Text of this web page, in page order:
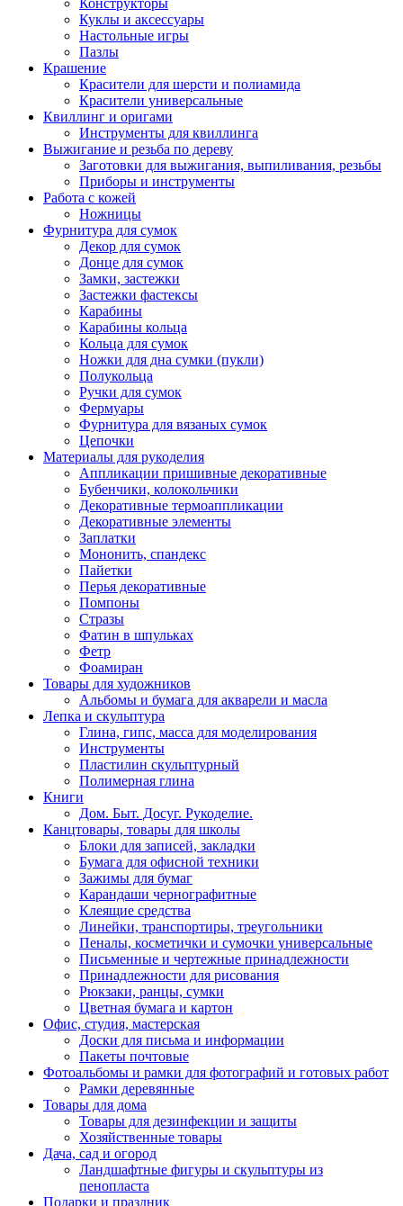
Конструкторы
Куклы и аксессуары
Настольные игры
Пазлы
Крашение
Красители для шерсти и полиамида
Красители универсальные
Квиллинг и оригами
Инструменты для квиллинга
Выжигание и резьба по дереву
Заготовки для выжигания, выпиливания, резьбы
Приборы и инструменты
Работа с кожей
Ножницы
Фурнитура для сумок
Декор для сумок
Донце для сумок
Замки, застежки
Застежки фастексы
Карабины
Карабины кольца
Кольца для сумок
Ножки для дна сумки (пукли)
Полукольца
Ручки для сумок
Фермуары
Фурнитура для вязаных сумок
Цепочки
Материалы для рукоделия
Аппликации пришивные декоративные
Бубенчики, колокольчики
Декоративные термоаппликации
Декоративные элементы
Заплатки
Мононить, спандекс
Пайетки
Перья декоративные
Помпоны
Стразы
Фатин в шпульках
Фетр
Фоамиран
Товары для художников
Альбомы и бумага для акварели и масла
Лепка и скульптура
Глина, гипс, масса для моделирования
Инструменты
Пластилин скульптурный
Полимерная глина
Книги
Дом. Быт. Досуг. Рукоделие.
Канцтовары, товары для школы
Блоки для записей, закладки
Бумага для офисной техники
Зажимы для бумаг
Карандаши чернографитные
Клеящие средства
Линейки, транспортиры, треугольники
Пеналы, косметички и сумочки универсальные
Письменные и чертежные принадлежности
Принадлежности для рисования
Рюкзаки, ранцы, сумки
Цветная бумага и картон
Офис, студия, мастерская
Доски для письма и информации
Пакеты почтовые
Фотоальбомы и рамки для фотографий и готовых работ
Рамки деревянные
Товары для дома
Товары для дезинфекции и защиты
Хозяйственные товары
Дача, сад и огород
Ландшафтные фигуры и скульптуры из
пенопласта
Подарки и праздник